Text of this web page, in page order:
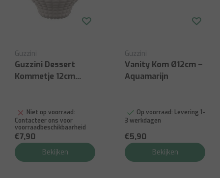
Guzzini
Guzzini Dessert
Kommetje 12cm
Niet op voorraad:
Contacteer ons voor
voorraadbeschikbaarheid
€7,90
Bekijken
Guzzini
Vanity Kom Ø12cm –
Aquamarijn
Op voorraad: Levering 1-
3 werkdagen
€5,90
Bekijken